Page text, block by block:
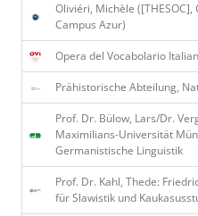
Oliviéri, Michèle ([THESOC],
Campus Azur)
Opera del Vocabolario
Prähistorische Abteilung,
Prof. Dr. Bülow, Lars/Dr.
Maximilians-Universität
Germanistische Linguistik
Prof. Dr. Kahl, Thede:
für Slawistik und